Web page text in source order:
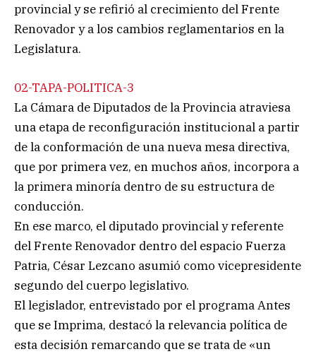
provincial y se refirió al crecimiento del Frente
Renovador y a los cambios reglamentarios en la
Legislatura.
02-TAPA-POLITICA-3
La Cámara de Diputados de la Provincia atraviesa
una etapa de reconfiguración institucional a partir
de la conformación de una nueva mesa directiva,
que por primera vez, en muchos años, incorpora a
la primera minoría dentro de su estructura de
conducción.
En ese marco, el diputado provincial y referente
del Frente Renovador dentro del espacio Fuerza
Patria, César Lezcano asumió como vicepresidente
segundo del cuerpo legislativo.
El legislador, entrevistado por el programa Antes
que se Imprima, destacó la relevancia política de
esta decisión remarcando que se trata de «un